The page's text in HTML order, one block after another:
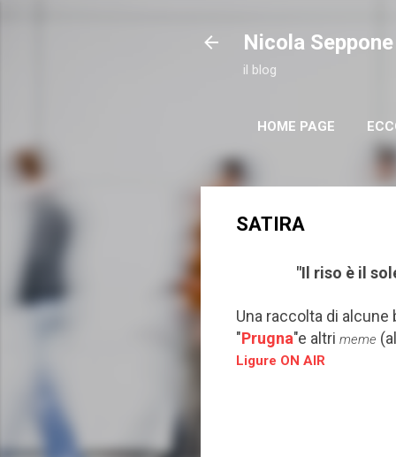
Nicola Seppone
il blog
HOME PAGE
SATIRA
"Il riso è il
Una raccolta di
"Prugna"e altri meme
Ligure ON AIR